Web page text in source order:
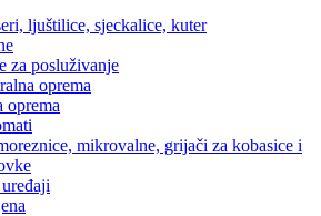
ljuštilice, sjeckalice, kuter
za posluživanje
oprema
oprema
mikrovalne, grijači za kobasice i